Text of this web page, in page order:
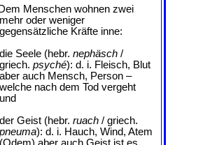
Menschen wohnen zwei
mehr oder weniger
gegensätzliche Kräfte inne:
die Seele (hebr. nephäsch /
griech. psyché): d. i. Fleisch, Blut
aber auch Mensch, Person –
welche nach dem Tod vergeht
und
der Geist (hebr. ruach / griech.
pneuma): d. i. Hauch, Wind, Atem